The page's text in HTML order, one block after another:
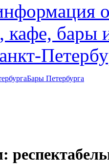
кафе, бары
Бары Петербурга